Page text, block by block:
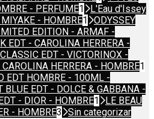
- PERFUME1
L'Eau d'Issey
- HOMBRE1
ODYSSEY
EDITION - ARMAF -
EDT - CAROLINA HERRERA -
EDT - VICTORINOX -
HERRERA - HOMBRE1
EDT HOMBRE - 100ML -
BLUE EDT - DOLCE & GABBANA -
- DIOR - HOMBRE1
LE BEAU
- HOMBRE3
Sin categorizar